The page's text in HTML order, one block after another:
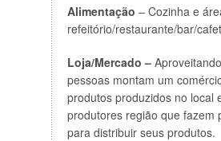
Alimentação – Cozinha e
refeitório/restaurante/bar/
Loja/Mercado –
pessoas montam um
produtos produzidos no local
produtores região que fazem
para distribuir seus produtos.